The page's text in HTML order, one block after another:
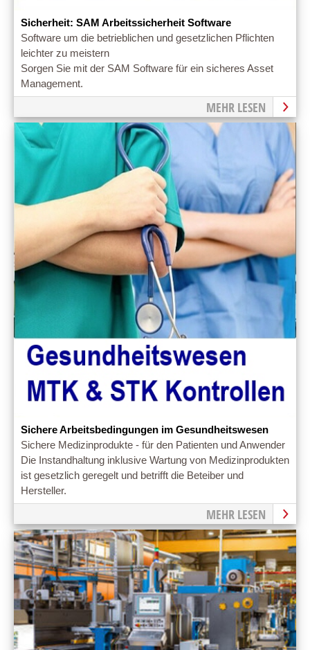
Sicherheit: SAM Arbeitssicherheit Software
Software um die betrieblichen und gesetzlichen Pflichten
leichter zu meistern
Sorgen Sie mit der SAM Software für ein sicheres Asset
Management.
MEHR LESEN
Sichere Arbeitsbedingungen im Gesundheitswesen
Sichere Medizinprodukte - für den Patienten und Anwender
Die Instandhaltung inklusive Wartung von Medizinprodukten
ist gesetzlich geregelt und betrifft die Beteiber und
Hersteller.
MEHR LESEN